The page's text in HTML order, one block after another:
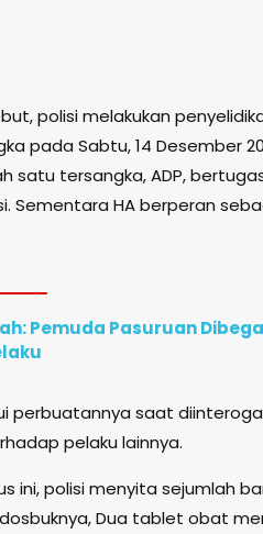
polisi melakukan
pada Sabtu, 14 Desember
satu tersangka, ADP,
Sementara HA berperan
Pemuda Pasuruan
perbuatannya saat
pelaku lainnya.
ini, polisi menyita sejumlah
dosbuknya, Dua tablet obat